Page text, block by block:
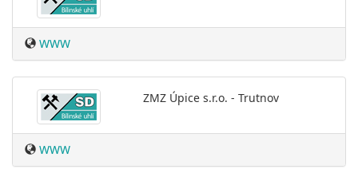
WWW
ZMZ Úpice s.r.o. - Trutnov
WWW